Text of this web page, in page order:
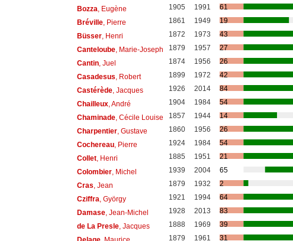
Bozza , Eugène 1905 1991
61
Bréville, Pierre 1861 1949
19
Büsser, Henri 1872 1973
43
Canteloube, Marie-Joseph 1879 1957
27
Cantin, Juel 1874 1956
26
Casadesus , Robert 1899 1972
42
Castérède, Jacques 1926 2014
84
Chailleux, André 1904 1984
54
Chaminade, Cécile Louise 1857 1944
14
Charpentier, Gustave 1860 1956
26
Cochereau, Pierre 1924 1984
54
Collet, Henri 1885 1951
21
Colombier, Michel 1939 2004
65
Cras , Jean 1879 1932
2
Cziffra , György 1921 1994
64
Damase, Jean-Michel 1928 2013
83
de La Presle, Jacques 1888 1969
39
1879 1961
31